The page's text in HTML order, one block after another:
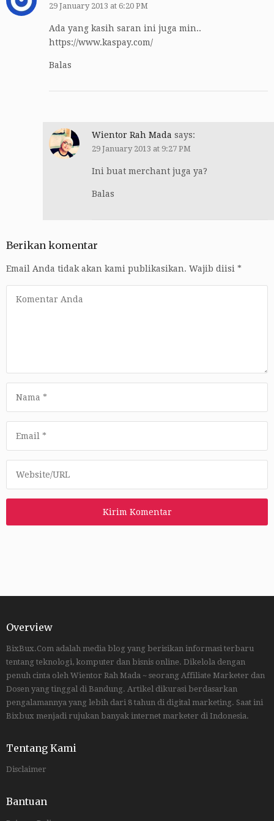
29 January 2013 at 6:20 PM
Ada yang kasih saran ini juga min..
https://www.kaspay.com/
Balas
Wientor Rah Mada says:
29 January 2013 at 9:27 PM
Ini buat merchant juga ya?
Balas
Berikan komentar
Email Anda tidak akan kami publikasikan. Wajib diisi *
Overview
BixBux.Com adalah media blog yang berisikan informasi terbaru
tentang teknologi, komputer dan bisnis online. Dikelola dengan
penuh cinta oleh Wientor Rah Mada ~ seorang Affiliate Marketer dan
Dosen yang tinggal di Bandung. Artikel dikurasi berdasarkan
pengalamannya yang lebih dari 8 tahun di digital marketing. Saat ini
Bixbux menjadi rujukan banyak internet marketer di Indonesia.
Tentang Kami
Disclaimer
Bantuan